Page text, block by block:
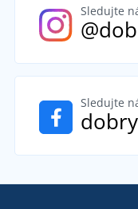
Sledujte
Sledujte